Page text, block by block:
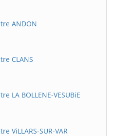
ANDON
CLANS
LA BOLLENE-VESUBiE
ViLLARS-SUR-VAR